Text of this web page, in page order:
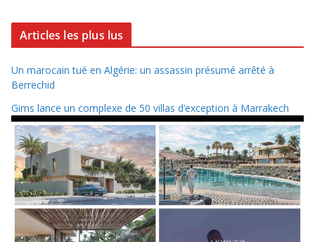
Articles les plus lus
Un marocain tué en Algérie: un assassin présumé arrêté à
Berrechid
Gims lance un complexe de 50 villas d’exception à Marrakech